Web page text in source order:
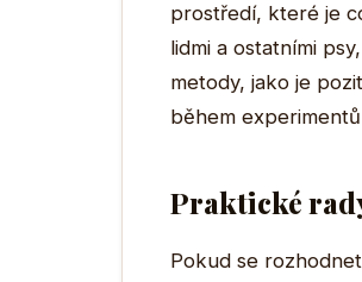
prostředí, které je
lidmi a ostatními
metody, jako je
během
Praktické
Pokud se